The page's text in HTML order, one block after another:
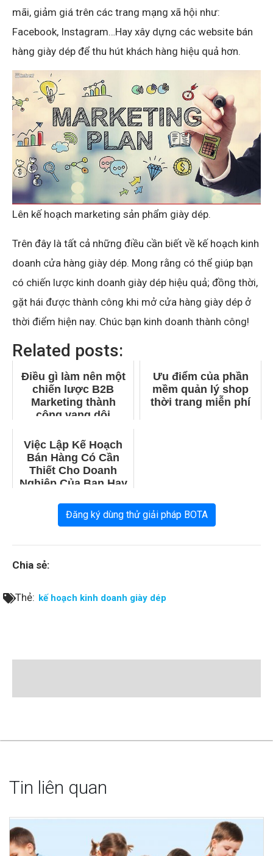
mãi, giảm giá trên các trang mạng xã hội như:
Facebook, Instagram…Hay xây dựng các website bán
hàng giày dép để thu hút khách hàng hiệu quả hơn.
Lên kế hoạch marketing sản phẩm giày dép.
Trên đây là tất cả những điều cần biết về kế hoạch kinh
doanh cửa hàng giày dép. Mong rằng có thể giúp bạn
có chiến lược kinh doanh giày dép hiệu quả; đồng thời,
gặt hái được thành công khi mở cửa hàng giày dép ở
thời điểm hiện nay. Chúc bạn kinh doanh thành công!
Related posts:
Điều gì làm nên một
chiến lược B2B
Marketing thành
công vang dội
Ưu điểm của phần
mềm quản lý shop
thời trang miễn phí
Việc Lập Kế Hoạch
Bán Hàng Có Cần
Thiết Cho Doanh
Nghiệp Của Bạn Hay
Đăng ký dùng thử giải pháp BOTA
Chia sẻ:
Thẻ: kế hoạch kinh doanh giày dép
Tin liên quan